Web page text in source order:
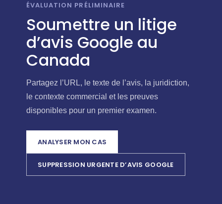
ÉVALUATION PRÉLIMINAIRE
Soumettre un litige
d’avis Google au
Canada
Partagez l’URL, le texte de l’avis, la juridiction,
le contexte commercial et les preuves
disponibles pour un premier examen.
ANALYSER MON CAS
SUPPRESSION URGENTE D’AVIS GOOGLE